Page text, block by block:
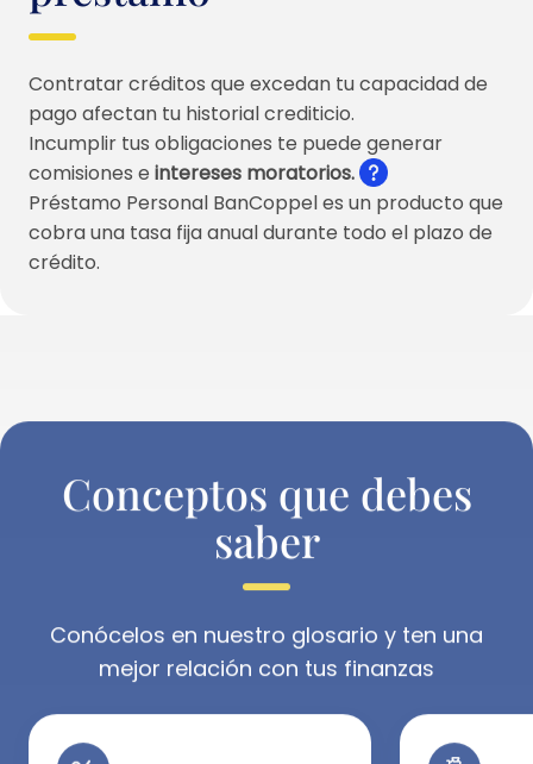
Contratar créditos que excedan tu capacidad de
pago afectan tu historial crediticio.
Incumplir tus obligaciones te puede generar
comisiones e intereses moratorios.
Préstamo Personal BanCoppel es un producto que
cobra una tasa fija anual durante todo el plazo de
crédito.
Conceptos que debes
saber
Conócelos en nuestro glosario y ten una
mejor relación con tus finanzas